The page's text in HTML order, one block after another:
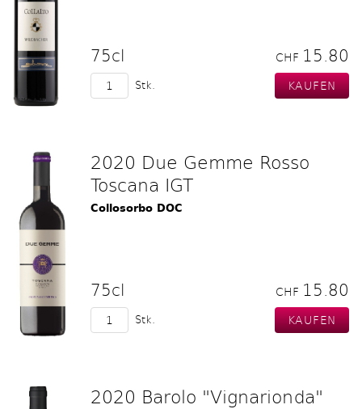
75cl CHF 15.80
Stk.
2020 Due Gemme Rosso
Toscana IGT
Collosorbo DOC
75cl CHF 15.80
Stk.
2020 Barolo "Vignarionda"